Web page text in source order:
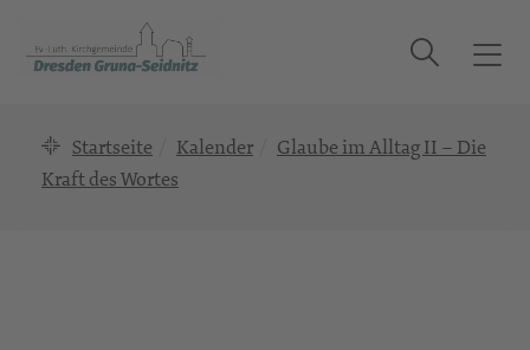
T
g
Suche
Startseite Kalender
Glaube im Alltag II – Die
Kraft des Wortes